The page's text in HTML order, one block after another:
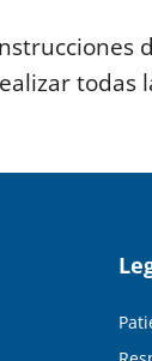
todas